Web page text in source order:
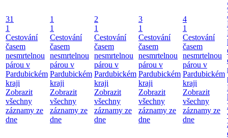
31
1
Cestování
časem
nesmrtelnou
párou v
Pardubickém
kraji
Zobrazit
všechny
záznamy ze
dne
1
1
Cestování
časem
nesmrtelnou
párou v
Pardubickém
kraji
Zobrazit
všechny
záznamy ze
dne
2
1
Cestování
časem
nesmrtelnou
párou v
Pardubickém
kraji
Zobrazit
všechny
záznamy ze
dne
3
1
Cestování
časem
nesmrtelnou
párou v
Pardubickém
kraji
Zobrazit
všechny
záznamy ze
dne
4
1
Cestování
časem
nesmrtelnou
párou v
Pardubickém
kraji
Zobrazit
všechny
záznamy ze
dne